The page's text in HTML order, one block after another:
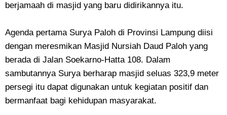
berjamaah di masjid yang baru didirikannya itu.
Agenda pertama Surya Paloh di Provinsi Lampung diisi
dengan meresmikan Masjid Nursiah Daud Paloh yang
berada di Jalan Soekarno-Hatta 108. Dalam
sambutannya Surya berharap masjid seluas 323,9 meter
persegi itu dapat digunakan untuk kegiatan positif dan
bermanfaat bagi kehidupan masyarakat.